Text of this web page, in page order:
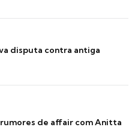
disputa contra antiga
de affair com Anitta